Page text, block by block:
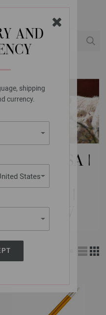
AND
shipping
currency.
States
GROSSA |
|